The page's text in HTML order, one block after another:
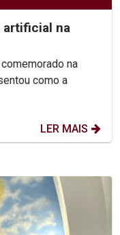
artificial na
na
como a
LER MAIS